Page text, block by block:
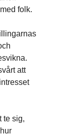
folk.
att
te sig,